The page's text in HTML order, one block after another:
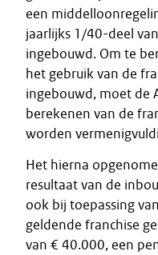
een
jaarlijks 1/40-deel
ingebouwd. Om te
het gebruik van de
ingebouwd, moet de
berekenen van de
worden
Het hierna
resultaat van de
ook bij toepassing
geldende franchise
van € 40.000, een